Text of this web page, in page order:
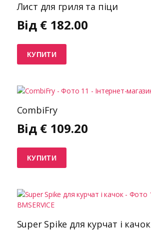
Лист для гриля та піци
Від € 182.00
КУПИТИ
CombiFry
Від € 109.20
КУПИТИ
Super Spike для курчат і качок